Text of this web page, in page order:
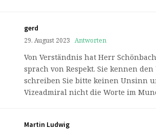
gerd
29. August 2023 Antworten
Von Verständnis hat Herr
sprach von Respekt. Sie kennen
schreiben Sie bitte keinen Unsinn
Vizeadmiral nicht die Worte im
Martin Ludwig